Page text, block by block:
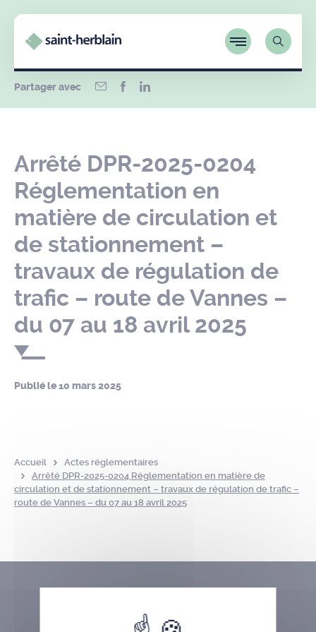
Partager avec
Arrêté DPR-2025-0204
Réglementation en
matière de circulation et
de stationnement –
travaux de régulation de
trafic – route de Vannes –
du 07 au 18 avril 2025
Publié le10 mars 2025
Accueil
Actes réglementaires
Arrêté DPR-2025-0204 Réglementation en matière de
circulation et de stationnement – travaux de régulation de trafic –
route de Vannes – du 07 au 18 avril 2025